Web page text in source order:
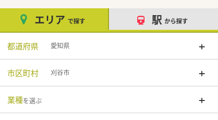
エリア で探す 駅 から探す
都道府県 愛知県
市区町村 刈谷市
業種を選ぶ